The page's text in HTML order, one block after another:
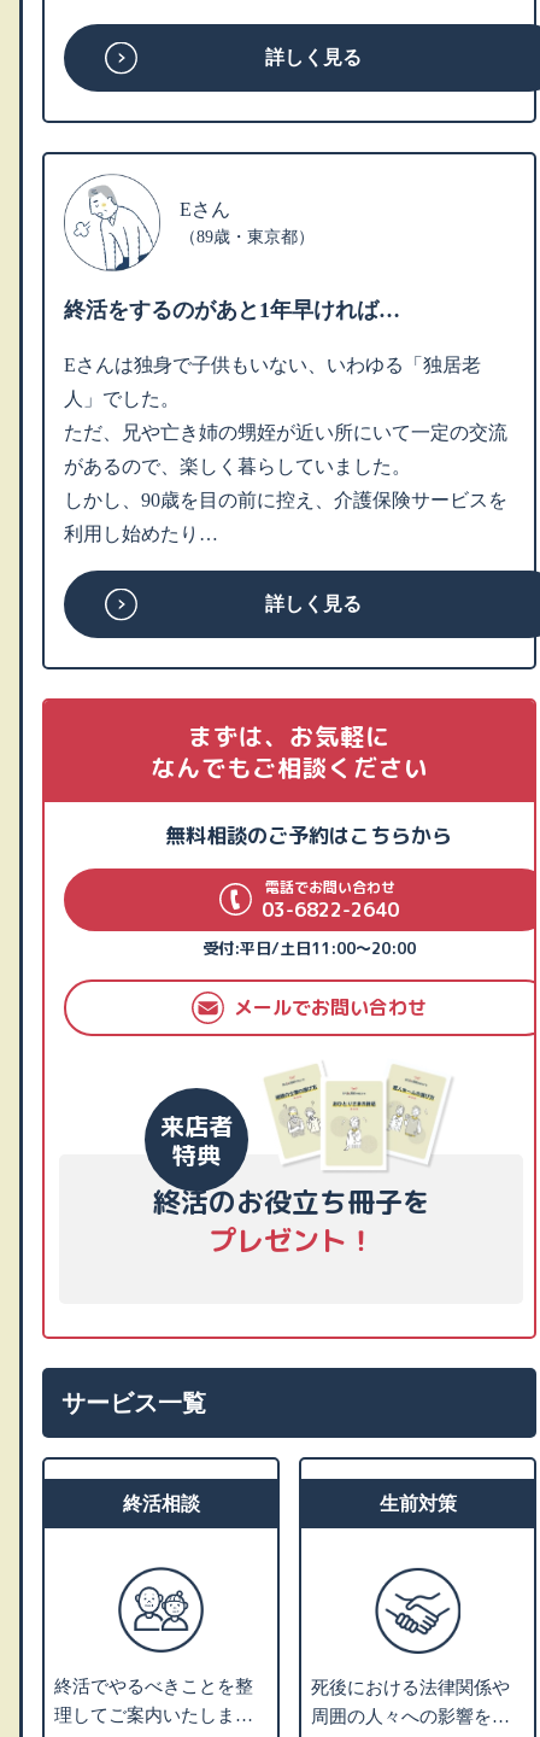
詳しく見る
Eさん
（89歳・東京都）
終活をするのがあと1年早ければ…
Eさんは独身で子供もいない、いわゆる「独居老
人」でした。
ただ、兄や亡き姉の甥姪が近い所にいて一定の交流
があるので、楽しく暮らしていました。
しかし、90歳を目の前に控え、介護保険サービスを
利用し始めたり…
詳しく見る
まずは、お気軽に
なんでもご相談ください
無料相談のご予約はこちらから
電話でお問い合わせ
03-6822-2640
受付:平日/土日11:00～20:00
メールでお問い合わせ
来店者
特典
終活のお役立ち冊子を
プレゼント！
サービス一覧
終活相談
終活でやるべきことを整
理してご案内いたしま
生前対策
死後における法律関係や
周囲の人々への影響を考